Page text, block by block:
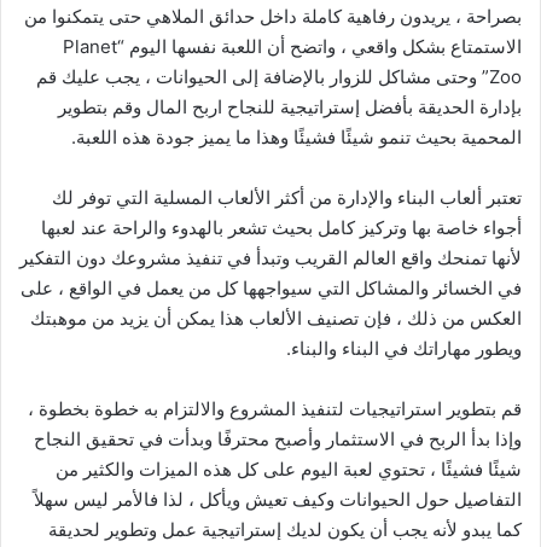
بصراحة ، يريدون رفاهية كاملة داخل حدائق الملاهي حتى يتمكنوا من
الاستمتاع بشكل واقعي ، واتضح أن اللعبة نفسها اليوم “Planet
Zoo” وحتى مشاكل للزوار بالإضافة إلى الحيوانات ، يجب عليك قم
بإدارة الحديقة بأفضل إستراتيجية للنجاح اربح المال وقم بتطوير
المحمية بحيث تنمو شيئًا فشيئًا وهذا ما يميز جودة هذه اللعبة.
تعتبر ألعاب البناء والإدارة من أكثر الألعاب المسلية التي توفر لك
أجواء خاصة بها وتركيز كامل بحيث تشعر بالهدوء والراحة عند لعبها
لأنها تمنحك واقع العالم القريب وتبدأ في تنفيذ مشروعك دون التفكير
في الخسائر والمشاكل التي سيواجهها كل من يعمل في الواقع ، على
العكس من ذلك ، فإن تصنيف الألعاب هذا يمكن أن يزيد من موهبتك
ويطور مهاراتك في البناء والبناء.
قم بتطوير استراتيجيات لتنفيذ المشروع والالتزام به خطوة بخطوة ،
وإذا بدأ الربح في الاستثمار وأصبح محترفًا وبدأت في تحقيق النجاح
شيئًا فشيئًا ، تحتوي لعبة اليوم على كل هذه الميزات والكثير من
التفاصيل حول الحيوانات وكيف تعيش ويأكل ، لذا فالأمر ليس سهلاً
كما يبدو لأنه يجب أن يكون لديك إستراتيجية عمل وتطوير لحديقة